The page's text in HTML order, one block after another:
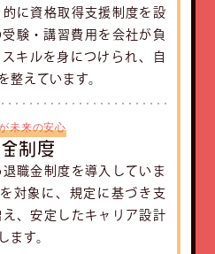
に資格取得支援制度を設
験・講習費用を会社が負
キルを身につけられ、自
整えています。
未来の安心
制度
職金制度を導入していま
対象に、規定に基づき支
、安定したキャリア設計
ます。